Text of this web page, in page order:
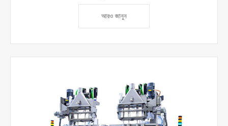
আরও জানুন